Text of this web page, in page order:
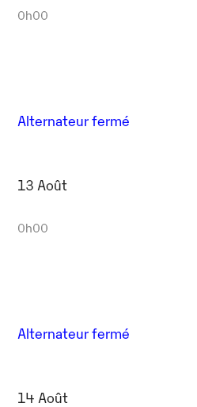
0h00
Alternateur fermé
13 Août
0h00
Alternateur fermé
14 Août